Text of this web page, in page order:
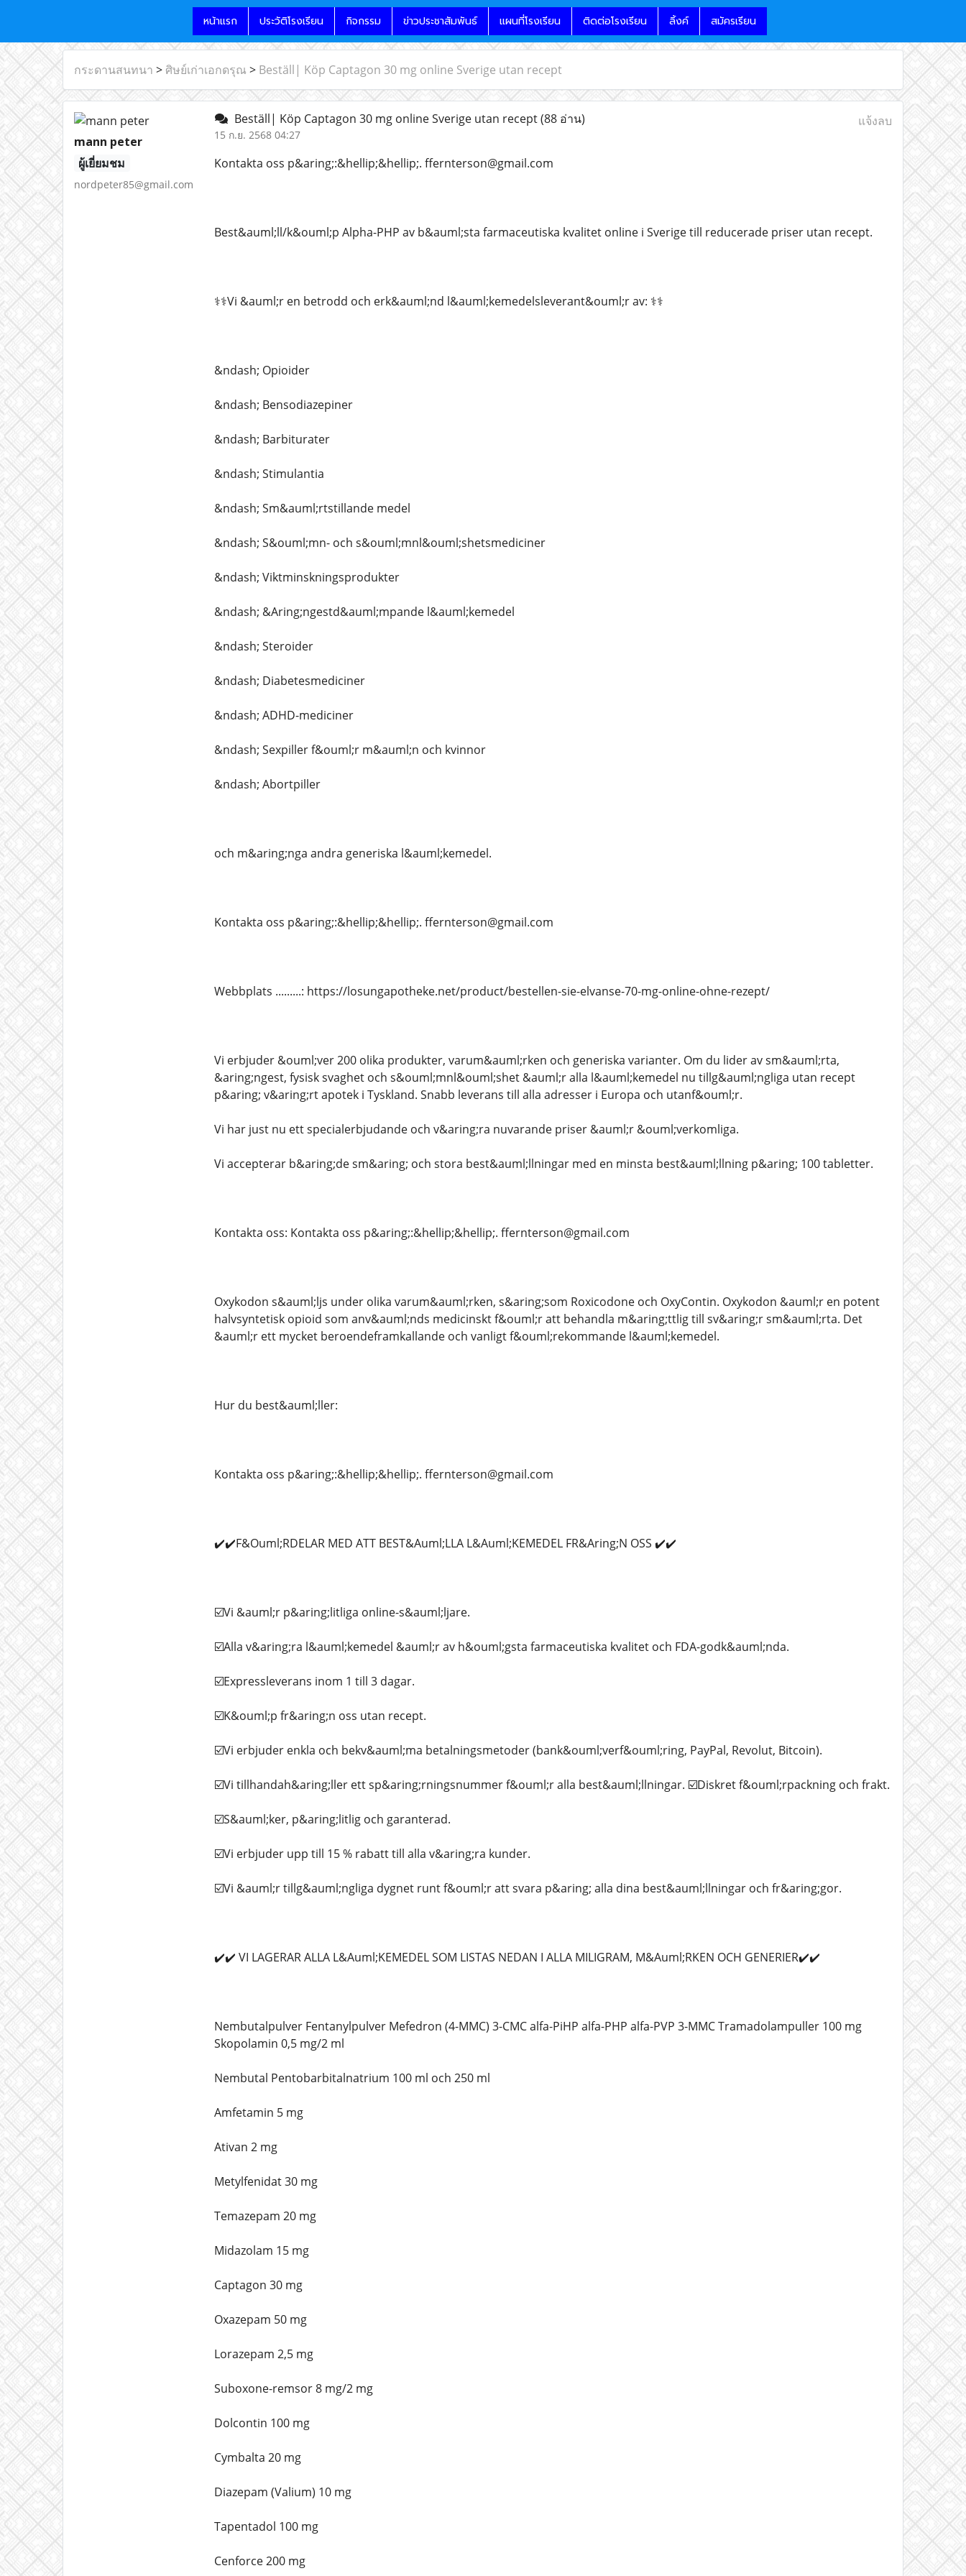
หน้าแรก ประวัติโรงเรียน กิจกรรม ข่าวประชาสัมพันธ์ แผนที่โรงเรียน ติดต่อโรงเรียน ลิ้งค์ สมัครเรียน
กระดานสนทนา > ศิษย์เก่าเอกดรุณ > Beställ| Köp Captagon 30 mg online Sverige utan recept
mann peter
ผู้เยี่ยมชม
nordpeter85@gmail.com
Beställ| Köp Captagon 30 mg online Sverige utan recept(88 อ่าน)
15 ก.ย. 2568 04:27
แจ้งลบ
Kontakta oss p&aring;:&hellip;&hellip;. ffernterson@gmail.com
Best&auml;ll/k&ouml;p Alpha-PHP av b&auml;sta farmaceutiska kvalitet online i Sverige till reducerade priser utan recept.
⚕️⚕️Vi &auml;r en betrodd och erk&auml;nd l&auml;kemedelsleverant&ouml;r av: ⚕️⚕️
&ndash; Opioider
&ndash; Bensodiazepiner
&ndash; Barbiturater
&ndash; Stimulantia
&ndash; Sm&auml;rtstillande medel
&ndash; S&ouml;mn- och s&ouml;mnl&ouml;shetsmediciner
&ndash; Viktminskningsprodukter
&ndash; &Aring;ngestd&auml;mpande l&auml;kemedel
&ndash; Steroider
&ndash; Diabetesmediciner
&ndash; ADHD-mediciner
&ndash; Sexpiller f&ouml;r m&auml;n och kvinnor
&ndash; Abortpiller
och m&aring;nga andra generiska l&auml;kemedel.
Kontakta oss p&aring;:&hellip;&hellip;. ffernterson@gmail.com
Webbplats .........: https://losungapotheke.net/product/bestellen-sie-elvanse-70-mg-online-ohne-rezept/
Vi erbjuder &ouml;ver 200 olika produkter, varum&auml;rken och generiska varianter. Om du lider av sm&auml;rta,
&aring;ngest, fysisk svaghet och s&ouml;mnl&ouml;shet &auml;r alla l&auml;kemedel nu tillg&auml;ngliga utan recept
p&aring; v&aring;rt apotek i Tyskland. Snabb leverans till alla adresser i Europa och utanf&ouml;r.
Vi har just nu ett specialerbjudande och v&aring;ra nuvarande priser &auml;r &ouml;verkomliga.
Vi accepterar b&aring;de sm&aring; och stora best&auml;llningar med en minsta best&auml;llning p&aring; 100 tabletter.
Kontakta oss: Kontakta oss p&aring;:&hellip;&hellip;. ffernterson@gmail.com
Oxykodon s&auml;ljs under olika varum&auml;rken, s&aring;som Roxicodone och OxyContin. Oxykodon &auml;r en potent
halvsyntetisk opioid som anv&auml;nds medicinskt f&ouml;r att behandla m&aring;ttlig till sv&aring;r sm&auml;rta. Det
&auml;r ett mycket beroendeframkallande och vanligt f&ouml;rekommande l&auml;kemedel.
Hur du best&auml;ller:
Kontakta oss p&aring;:&hellip;&hellip;. ffernterson@gmail.com
✔️✔️F&Ouml;RDELAR MED ATT BEST&Auml;LLA L&Auml;KEMEDEL FR&Aring;N OSS ✔️✔️
☑️Vi &auml;r p&aring;litliga online-s&auml;ljare.
☑️Alla v&aring;ra l&auml;kemedel &auml;r av h&ouml;gsta farmaceutiska kvalitet och FDA-godk&auml;nda.
☑️Expressleverans inom 1 till 3 dagar.
☑️K&ouml;p fr&aring;n oss utan recept.
☑️Vi erbjuder enkla och bekv&auml;ma betalningsmetoder (bank&ouml;verf&ouml;ring, PayPal, Revolut, Bitcoin).
☑️Vi tillhandah&aring;ller ett sp&aring;rningsnummer f&ouml;r alla best&auml;llningar. ☑️Diskret f&ouml;rpackning och frakt.
☑️S&auml;ker, p&aring;litlig och garanterad.
☑️Vi erbjuder upp till 15 % rabatt till alla v&aring;ra kunder.
☑️Vi &auml;r tillg&auml;ngliga dygnet runt f&ouml;r att svara p&aring; alla dina best&auml;llningar och fr&aring;gor.
✔️✔️ VI LAGERAR ALLA L&Auml;KEMEDEL SOM LISTAS NEDAN I ALLA MILIGRAM, M&Auml;RKEN OCH GENERIER✔️✔️
Nembutalpulver Fentanylpulver Mefedron (4-MMC) 3-CMC alfa-PiHP alfa-PHP alfa-PVP 3-MMC Tramadolampuller 100 mg
Skopolamin 0,5 mg/2 ml
Nembutal Pentobarbitalnatrium 100 ml och 250 ml
Amfetamin 5 mg
Ativan 2 mg
Metylfenidat 30 mg
Temazepam 20 mg
Midazolam 15 mg
Captagon 30 mg
Oxazepam 50 mg
Lorazepam 2,5 mg
Suboxone-remsor 8 mg/2 mg
Dolcontin 100 mg
Cymbalta 20 mg
Diazepam (Valium) 10 mg
Tapentadol 100 mg
Cenforce 200 mg